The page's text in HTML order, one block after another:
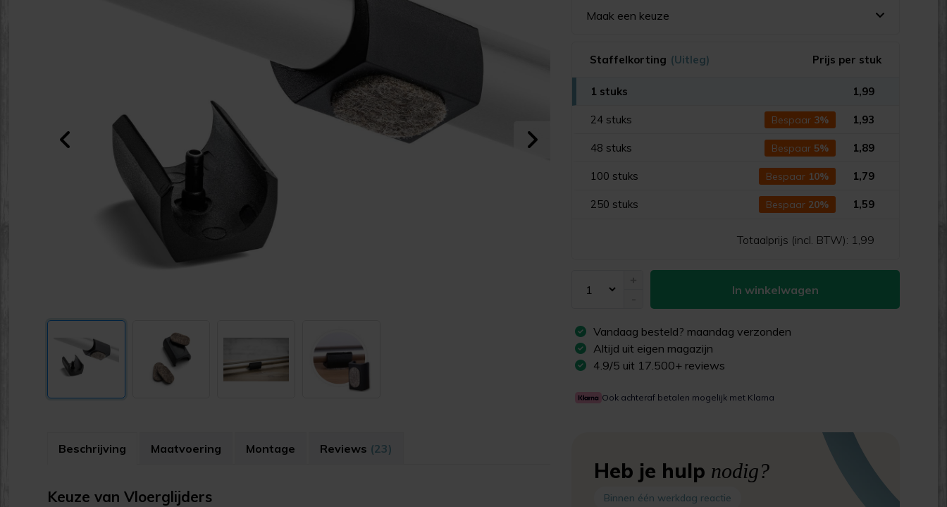
Maak een keuze
Staffelkorting (Uitleg) Prijs per stuk
1 stuks 1,99
24 stuks Bespaar 3% 1,93
48 stuks Bespaar 5% 1,89
100 stuks Bespaar 10% 1,79
250 stuks Bespaar 20% 1,59
Totaalprijs (incl. BTW): 1,99
In winkelwagen
Vandaag besteld? maandag verzonden
Altijd uit eigen magazijn
4.9/5 uit 17.500+ reviews
Ook achteraf betalen mogelijk met Klarna
Beschrijving Maatvoering Montage Reviews (23)
Keuze van Vloerglijders
Heb je hulp nodig?
Binnen één werkdag reactie